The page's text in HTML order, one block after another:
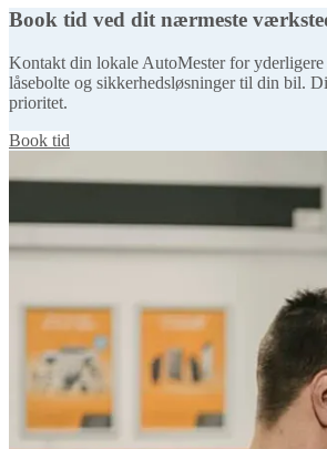
Book tid ved dit nærmeste
Kontakt din lokale AutoMester for
låsebolte og sikkerhedsløsninger til din bil.
prioritet.
Book tid